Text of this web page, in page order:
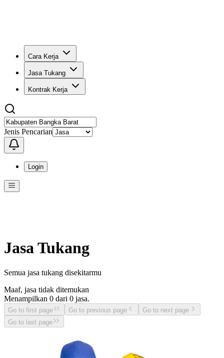
Cara Kerja
Jasa Tukang
Kontrak Kerja
Jenis Pencarian
Login
Jasa Tukang
Semua jasa tukang disekitarmu
Maaf, jasa tidak ditemukan
Menampilkan 0 dari 0 jasa.
Go to first page Go to previous page
Go to next page
Go to last page